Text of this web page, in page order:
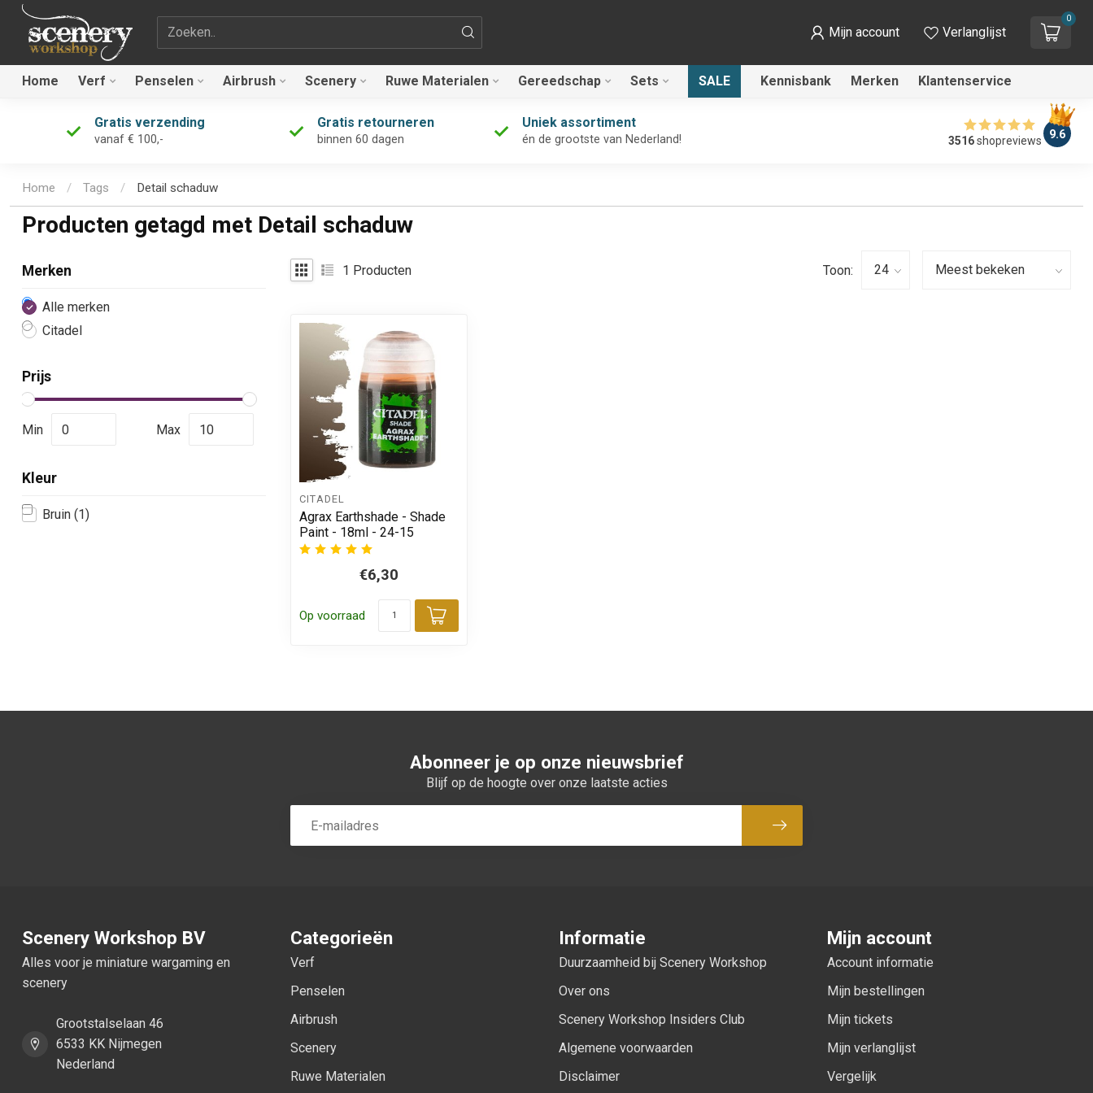
Zoekterm Mijn account Verlanglijst
0
Home Verf Penselen Airbrush Scenery Ruwe Materialen Gereedschap Sets SALE Kennisbank Merken Klantenservice
Gratis verzending
vanaf € 100,-
Gratis retourneren
binnen 60 dagen
Uniek assortiment
én de grootste van Nederland! 3516shopreviews 9.6
Home / Tags / Detail schaduw
Producten getagd met Detail schaduw
Merken
Alle merken
Citadel
Kleur
Bruin (1)
Prijs
Min Max
1 Producten Toon:
CITADEL
Agrax Earthshade - Shade
Paint - 18ml - 24-15
€6,30
Op voorraad
Toevoegen aan winkelwagen
Abonneer je op onze nieuwsbrief
Blijf op de hoogte over onze laatste acties
Abonneer
Scenery Workshop BV
Alles voor je miniature wargaming en
scenery
Grootstalselaan 46
6533 KK Nijmegen
Nederland
Categorieën
Verf
Penselen
Airbrush
Scenery
Ruwe Materialen
Informatie
Duurzaamheid bij Scenery Workshop
Over ons
Scenery Workshop Insiders Club
Algemene voorwaarden
Disclaimer
Mijn account
Account informatie
Mijn bestellingen
Mijn tickets
Mijn verlanglijst
Vergelijk